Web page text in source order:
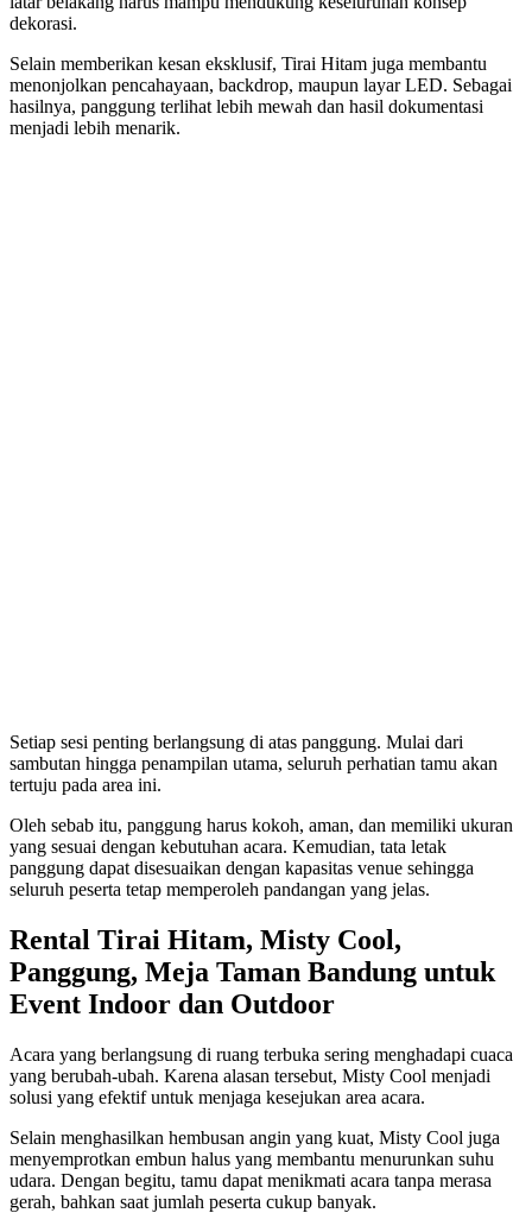
dekorasi.
Selain memberikan kesan eksklusif, Tirai Hitam juga membantu
menonjolkan pencahayaan, backdrop, maupun layar LED. Sebagai
hasilnya, panggung terlihat lebih mewah dan hasil dokumentasi
menjadi lebih menarik.
Setiap sesi penting berlangsung di atas panggung. Mulai dari
sambutan hingga penampilan utama, seluruh perhatian tamu akan
tertuju pada area ini.
Oleh sebab itu, panggung harus kokoh, aman, dan memiliki ukuran
yang sesuai dengan kebutuhan acara. Kemudian, tata letak
panggung dapat disesuaikan dengan kapasitas venue sehingga
seluruh peserta tetap memperoleh pandangan yang jelas.
Rental Tirai Hitam, Misty Cool,
Panggung, Meja Taman Bandung untuk
Event Indoor dan Outdoor
Acara yang berlangsung di ruang terbuka sering menghadapi cuaca
yang berubah-ubah. Karena alasan tersebut, Misty Cool menjadi
solusi yang efektif untuk menjaga kesejukan area acara.
Selain menghasilkan hembusan angin yang kuat, Misty Cool juga
menyemprotkan embun halus yang membantu menurunkan suhu
udara. Dengan begitu, tamu dapat menikmati acara tanpa merasa
gerah, bahkan saat jumlah peserta cukup banyak.